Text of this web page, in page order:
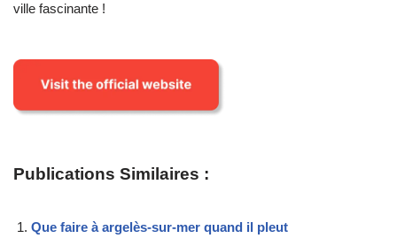
ville fascinante !
Publications Similaires :
Que faire à argelès-sur-mer quand il pleut